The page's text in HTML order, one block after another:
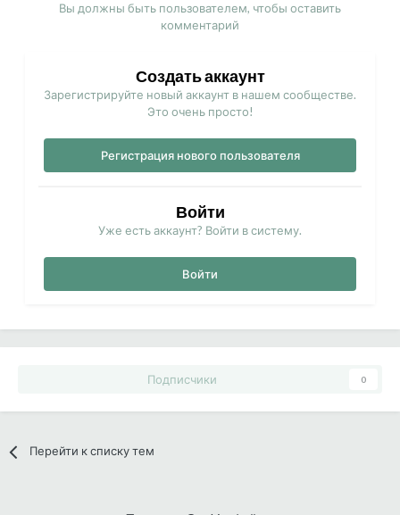
Вы должны быть пользователем, чтобы оставить
комментарий
Создать аккаунт
Зарегистрируйте новый аккаунт в нашем сообществе.
Это очень просто!
Регистрация нового пользователя
Войти
Уже есть аккаунт? Войти в систему.
Войти
Подписчики 0
Перейти к списку тем